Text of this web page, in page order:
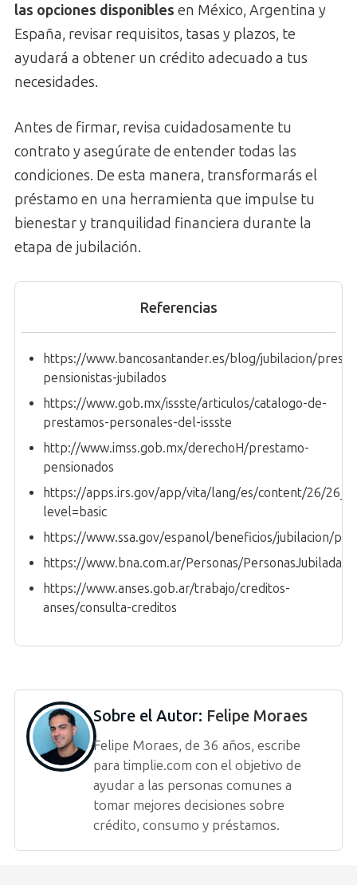
las opciones disponibles en México, Argentina y
España, revisar requisitos, tasas y plazos, te
ayudará a obtener un crédito adecuado a tus
necesidades.
Antes de firmar, revisa cuidadosamente tu
contrato y asegúrate de entender todas las
condiciones. De esta manera, transformarás el
préstamo en una herramienta que impulse tu
bienestar y tranquilidad financiera durante la
etapa de jubilación.
Referencias
https://www.bancosantander.es/blog/jubilacion/
pensionistas-jubilados
https://www.gob.mx/issste/articulos/catalogo-de-
prestamos-personales-del-issste
http://www.imss.gob.mx/derechoH/prestamo-
pensionados
https://apps.irs.gov/app/vita/lang/es/content/26/
level=basic
https://www.ssa.gov/espanol/beneficios/jubilacion/
https://www.bna.com.ar/Personas/
https://www.anses.gob.ar/trabajo/creditos-
anses/consulta-creditos
Sobre el Autor: Felipe Moraes
Felipe Moraes, de 36 años, escribe
para timplie.com con el objetivo de
ayudar a las personas comunes a
tomar mejores decisiones sobre
crédito, consumo y préstamos.